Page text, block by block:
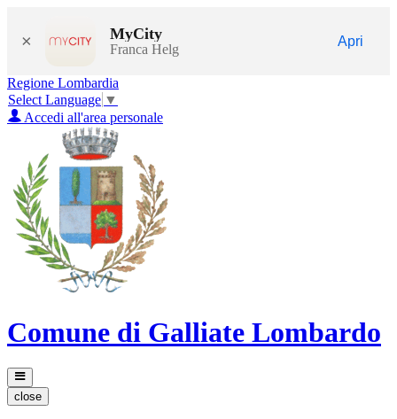
× MyCity
Franca Helg
Apri
Regione Lombardia
Select Language ▼
Accedi all'area personale
Comune di Galliate Lombardo
close